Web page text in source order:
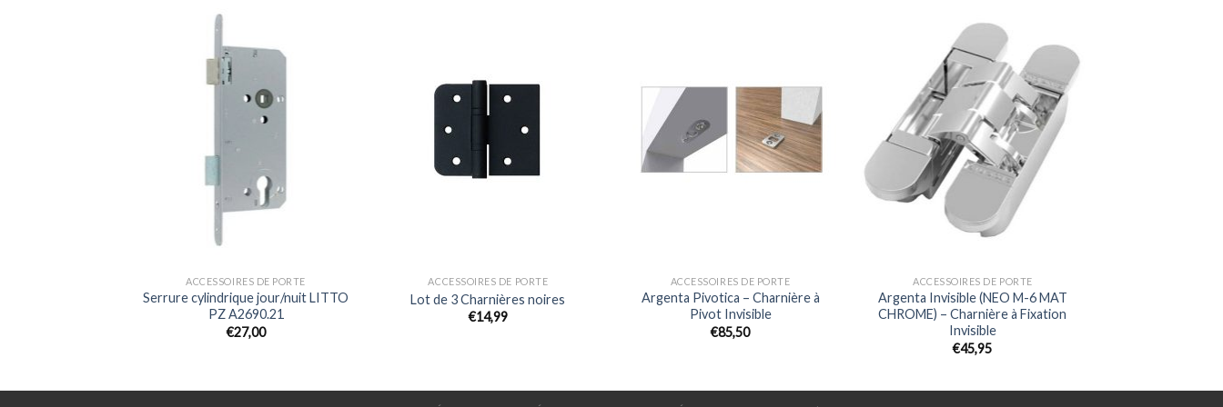
ACCESSOIRES DE PORTE
Serrure cylindrique jour/nuit LITTO
PZ A2690.21
€27,00
ACCESSOIRES DE PORTE
Lot de 3 Charnières noires
€14,99
ACCESSOIRES DE PORTE
Argenta Pivotica – Charnière à
Pivot Invisible
€85,50
ACCESSOIRES DE PORTE
Argenta Invisible (NEO M-6 MAT
CHROME) – Charnière à Fixation
Invisible
€45,95